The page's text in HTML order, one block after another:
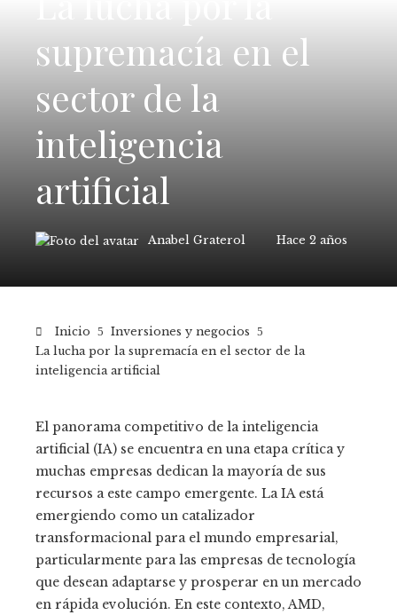
supremacía en el
sector de la
inteligencia
artificial
Anabel Graterol Hace 2 años
Inicio
Inversiones y negocios
La lucha por la supremacía en el sector de la
inteligencia artificial
El panorama competitivo de la inteligencia
artificial (IA) se encuentra en una etapa crítica y
muchas empresas dedican la mayoría de sus
recursos a este campo emergente. La IA está
emergiendo como un catalizador
transformacional para el mundo empresarial,
particularmente para las empresas de tecnología
que desean adaptarse y prosperar en un mercado
en rápida evolución. En este contexto, AMD,